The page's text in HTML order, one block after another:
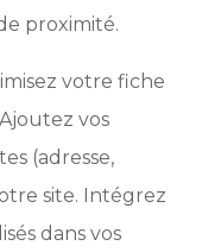
proximité.
votre fiche
vos
(adresse,
site. Intégrez
dans vos